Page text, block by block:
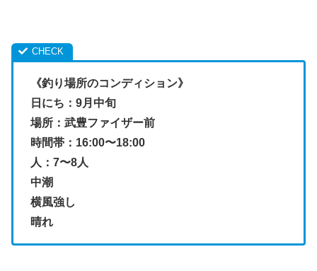
《釣り場所のコンディション》
日にち：9月中旬
場所：武豊ファイザー前
時間帯：16:00〜18:00
人：7〜8人
中潮
横風強し
晴れ